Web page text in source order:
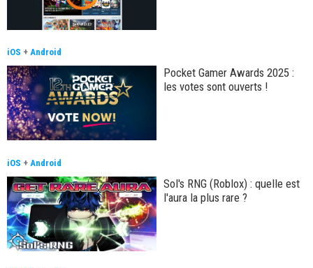
iOS + Android
Pocket Gamer Awards 2025 :
les votes sont ouverts !
iOS + Android
Sol's RNG (Roblox) : quelle est
l'aura la plus rare ?